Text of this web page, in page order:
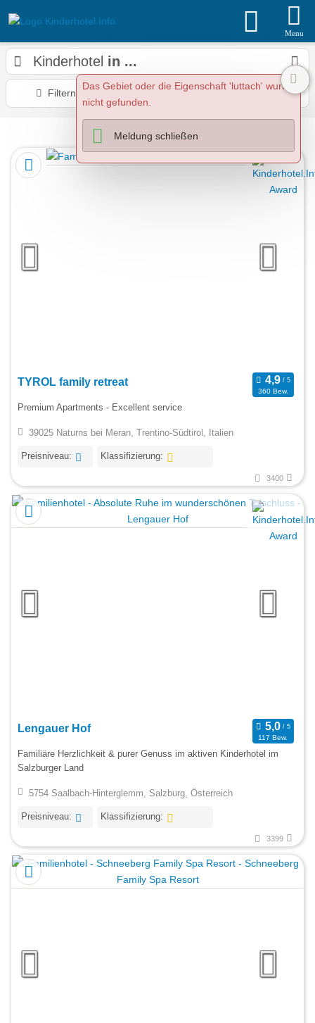
Menu
Das Gebiet oder die Eigenschaft 'luttach' wurde
nicht gefunden.
Meldung schließen
Kinderhotel in ...
Filtern Karte Sortieren
699Kinderhotels
TYROL family retreat
360 Bew.
Premium Apartments - Excellent service
39025 Naturns bei Meran, Trentino-Südtirol, Italien
Preisniveau: Klassifizierung:
3400
Lengauer Hof
117 Bew.
Familiäre Herzlichkeit & purer Genuss im aktiven Kinderhotel im
Salzburger Land
5754 Saalbach-Hinterglemm, Salzburg, Österreich
Preisniveau: Klassifizierung:
3399